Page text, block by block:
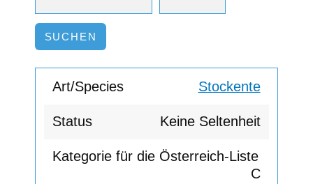
Stockente
Keine Seltenheit
C